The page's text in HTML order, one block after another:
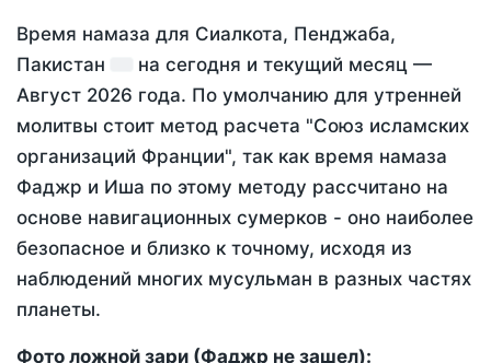
Время намаза для Сиалкота, Пенджаба,
Пакистан
на сегодня и текущий месяц —
Август 2026 года. По умолчанию для утренней
молитвы стоит метод расчета "Союз исламских
организаций Франции", так как время намаза
Фаджр и Иша по этому методу рассчитано на
основе навигационных сумерков - оно наиболее
безопасное и близко к точному, исходя из
наблюдений многих мусульман в разных частях
планеты.
Фото ложной зари (Фаджр не зашел):